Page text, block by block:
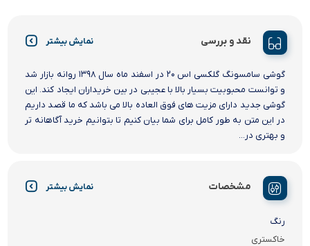
نقد و بررسی نمایش بیشتر
گوشی سامسونگ گلکسی اس ۲۰ در اسفند ماه سال ۱۳۹۸ روانه بازار شد
و توانست محبوبیت بسیار بالا با عجیبی در بین خریداران ایجاد کند. این
گوشی جدید دارای مزیت های فوق العاده بالا می باشد که ما قصد داریم
در این متن به طور کامل برای شما بیان کنیم تا بتوانیم خرید آگاهانه تر
و بهتری در...
مشخصات نمایش بیشتر
رنگ
خاکستری